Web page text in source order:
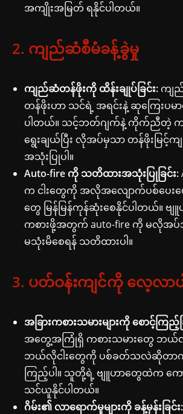
အကျိုးအမြတ် ရနိုင်ပါတယ်။
2. ကျည်ဆံစီမံခန့်ခွဲမှု
ကျည်ဆံတန်ဖိုးကို ထိန်းချုပ်ခြင်း: ကျ
တန်ဖိုးဟာ သင်ရဲ့ အရင်းနဲ့ ဆုကြေးပ
ပါတယ်။ သင့်ဘတ်ဂျက်နဲ့ ကိုက်ညီတဲ့
ရွေးချယ်ပြီး လိုအပ်မှသာ တန်ဖိုးမြ
အသုံးပြုပါ။
Auto-fire ကို သတိထားအသုံးပြုခြင်း:
က ငါးတွေကို အလိုအလျောက်ပစ်ပေ
တွေ မြန်မြန်ကုန်ဆုံးစေနိုင်ပါတယ်။ ဗျူ
ကစားဖို့အတွက် auto-fire ကို မလိုအ
မသုံးမိစေရန် သတိထားပါ။
3. ပတ်ဝန်းကျင်ကို လေ့လာပ
အခြားကစားသမားများကို စောင့်ကြည့်ခ
အတွေ့အကြုံရှိ ကစားသမားတွေ ဘယ်
ဘယ်လိုငါးတွေကို ပစ်ခတ်သလဲဆိုတာ
ကြည့်ပါ။ သူတို့ရဲ့ ဗျူဟာတွေထဲက ကေ
သင်ယူနိုင်ပါတယ်။
ဂိမ်း၏ လာရောက်မှုများကို ခန့်မှန်းခြင်း: